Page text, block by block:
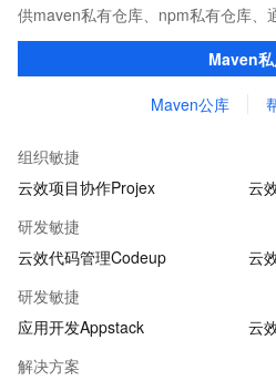
供maven私有仓库、npm私有仓库、
品仓库，用于maven、npm等软件包
Maven
Maven公库
组织敏捷
云效项目协作Projex
云
研发敏捷
云效代码管理Codeup
云
研发敏捷
应用开发Appstack
云
解决方案